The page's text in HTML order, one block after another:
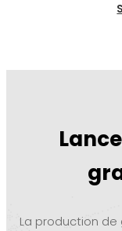
La production de